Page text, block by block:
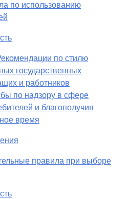
по использованию
по стилю
государственных
и работников
по надзору в сфере
и благополучия
время
правила при выборе